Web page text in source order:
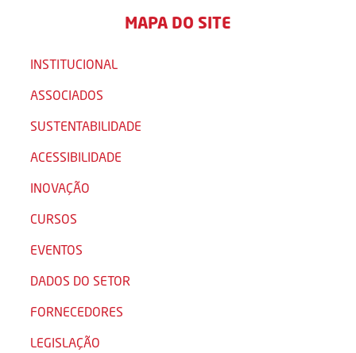
MAPA DO SITE
INSTITUCIONAL
ASSOCIADOS
SUSTENTABILIDADE
ACESSIBILIDADE
INOVAÇÃO
CURSOS
EVENTOS
DADOS DO SETOR
FORNECEDORES
LEGISLAÇÃO